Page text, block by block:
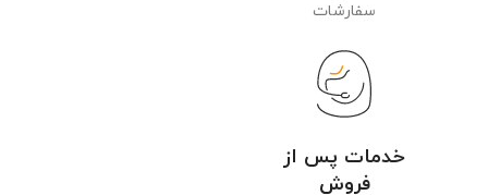
سفارشات
خدمات پس از
فروش